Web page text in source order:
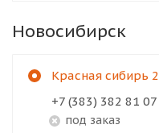
Новосибирск
Красная сибирь 2
+7 (383) 382 81 07
Под заказ